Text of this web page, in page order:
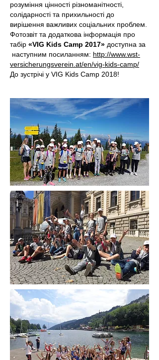
розуміння цінності різноманітності,
солідарності та прихильності до
вирішення важливих соціальних проблем.
Фотозвіт та додаткова інформація про
табір «VIG Kids Camp 2017» доступна за
наступним посиланням: http://www.wst-
versicherungsverein.at/en/vig-kids-camp/
До зустрічі у VIG Kids Camp 2018!